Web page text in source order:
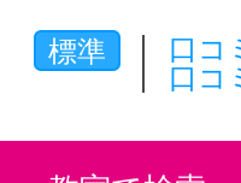
標準
口コ
口コ